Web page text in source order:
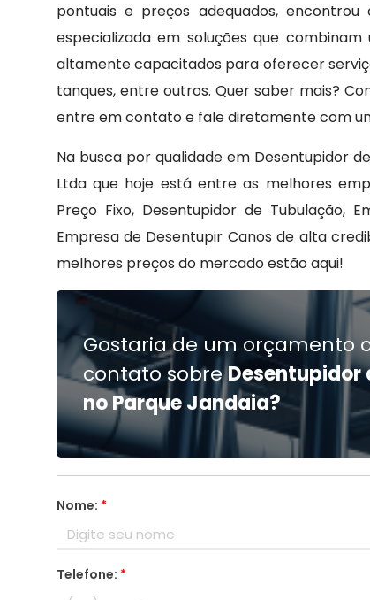
pontuais e preços adequados,
especializada em soluções que
altamente capacitados para oferecer
tanques, entre outros. Quer saber mais?
entre em contato e fale diretamente com
Na busca por qualidade em Desentupidor
Ltda que hoje está entre as melhores
Preço Fixo, Desentupidor de Tubulação,
Empresa de Desentupir Canos de alta
melhores preços do mercado estão aqui!
Gostaria de um orçamento
contato sobreDesentupidor
no Parque Jandaia?
Nome: *
Telefone: *